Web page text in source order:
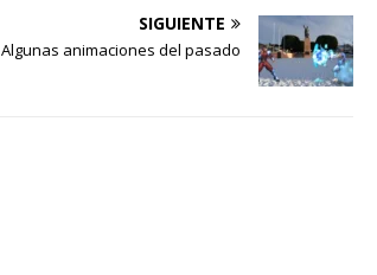
SIGUIENTE
Algunas animaciones del pasado